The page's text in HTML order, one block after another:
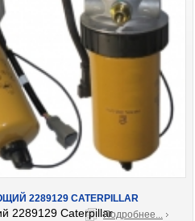
2289129 CATERPILLAR
2289129 CaterpillarПодробнее...